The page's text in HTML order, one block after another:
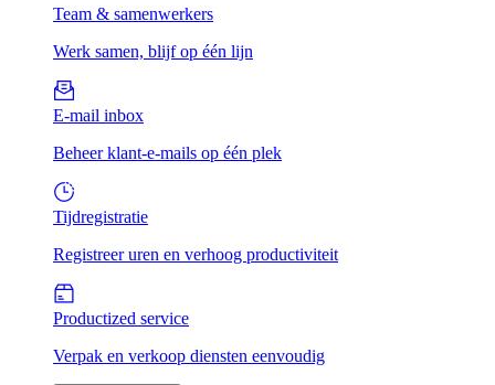
Team & samenwerkers
Werk samen, blijf op één lijn
E-mail inbox
Beheer klant-e-mails op één plek
Tijdregistratie
Registreer uren en verhoog productiviteit
Productized service
Verpak en verkoop diensten eenvoudig